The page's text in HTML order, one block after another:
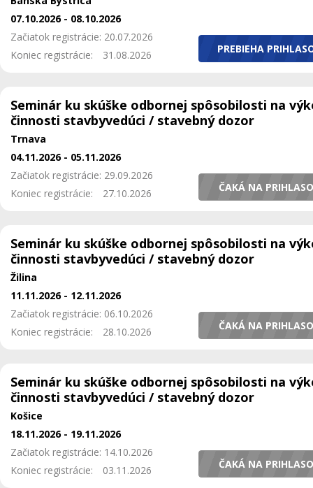
07.10.2026 - 08.10.2026
Začiatok registrácie: 20.07.2026
Koniec registrácie:
31.08.2026 PREBIEHA
Seminár ku skúške odbornej spôsobilosti na
činnosti stavbyvedúci / stavebný dozor
Trnava
04.11.2026 - 05.11.2026
Začiatok registrácie: 29.09.2026
Koniec registrácie:
27.10.2026 ČAKÁ NA
Seminár ku skúške odbornej spôsobilosti na
činnosti stavbyvedúci / stavebný dozor
Žilina
11.11.2026 - 12.11.2026
Začiatok registrácie: 06.10.2026
Koniec registrácie:
28.10.2026 ČAKÁ NA
Seminár ku skúške odbornej spôsobilosti na
činnosti stavbyvedúci / stavebný dozor
Košice
18.11.2026 - 19.11.2026
Začiatok registrácie: 14.10.2026
Koniec registrácie:
03.11.2026 ČAKÁ NA